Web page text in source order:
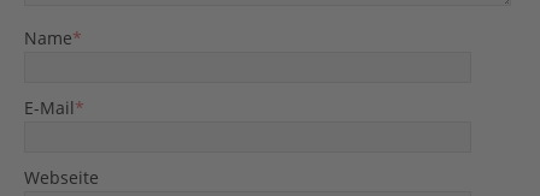
Name*
E-Mail*
Webseite